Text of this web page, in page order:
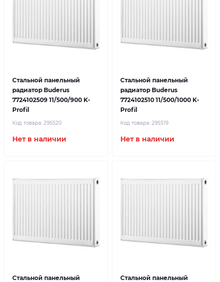
Стальной панельный
радиатор Buderus
7724102509 11/500/900 K-
Profil
Код товара: 295520
Нет в наличии
Стальной панельный
радиатор Buderus
7724102510 11/500/1000 K-
Profil
Код товара: 295519
Нет в наличии
Стальной панельный
Стальной панельный